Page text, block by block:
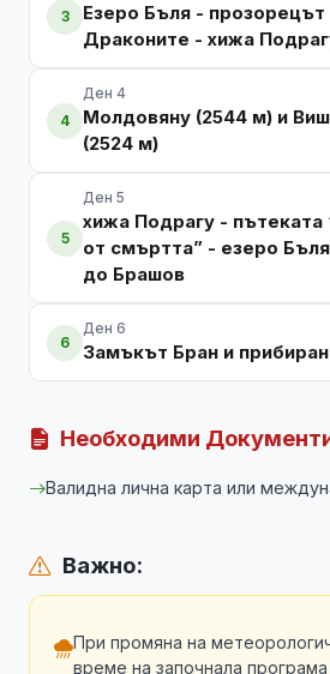
3
Езеро Бъля - прозорецът
Драконите - хижа
4
Ден 4
Молдовяну (2544 м) и
(2524 м)
5
Ден 5
хижа Подрагу - пътеката
от смъртта” - езеро
до Брашов
6
Ден 6
Замъкът Бран и
Необходими
Валидна лична карта или
Важно:
При промяна на
време на започнала програма